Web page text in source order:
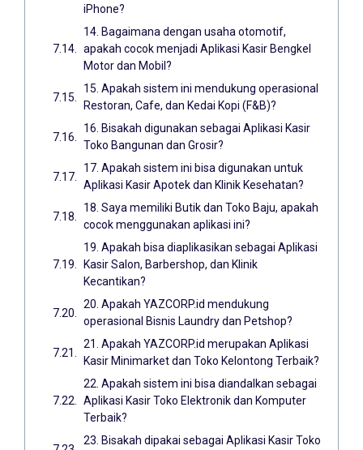
iPhone?
14. Bagaimana dengan usaha otomotif,
apakah cocok menjadi Aplikasi Kasir Bengkel
Motor dan Mobil?
15. Apakah sistem ini mendukung operasional
Restoran, Cafe, dan Kedai Kopi (F&B)?
16. Bisakah digunakan sebagai Aplikasi Kasir
Toko Bangunan dan Grosir?
17. Apakah sistem ini bisa digunakan untuk
Aplikasi Kasir Apotek dan Klinik Kesehatan?
18. Saya memiliki Butik dan Toko Baju, apakah
cocok menggunakan aplikasi ini?
19. Apakah bisa diaplikasikan sebagai Aplikasi
Kasir Salon, Barbershop, dan Klinik
Kecantikan?
20. Apakah YAZCORP.id mendukung
operasional Bisnis Laundry dan Petshop?
21. Apakah YAZCORP.id merupakan Aplikasi
Kasir Minimarket dan Toko Kelontong Terbaik?
22. Apakah sistem ini bisa diandalkan sebagai
Aplikasi Kasir Toko Elektronik dan Komputer
Terbaik?
23. Bisakah dipakai sebagai Aplikasi Kasir Toko